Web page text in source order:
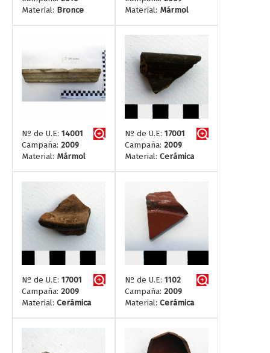
Material: Bronce
Material: Mármol
Nº de U.E: 14001
Campaña: 2009
Material: Mármol
Nº de U.E: 17001
Campaña: 2009
Material: Cerámica
Nº de U.E: 17001
Campaña: 2009
Material: Cerámica
Nº de U.E: 1102
Campaña: 2009
Material: Cerámica